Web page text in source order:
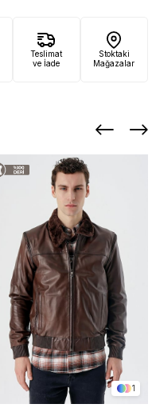
Teslimat
ve İade
Stoktaki
Mağazalar
1